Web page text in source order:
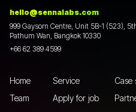
hello@sennalabs.com
999 Gaysorn Centre, Unit 5B-1 (523),
Pathum Wan, Bangkok 10330
+66 62 389 4599
Home Service Case
Team
Apply for job